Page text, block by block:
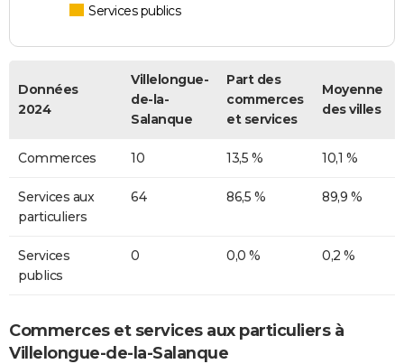
Services publics
Données
2024
Villelongue-
de-la-
Salanque
Part des
commerces
et services
Moyenne
des villes
Commerces 10 13,5 % 10,1 %
Services aux
particuliers
64 86,5 % 89,9 %
Services
publics
0 0,0 % 0,2 %
Commerces et services aux particuliers à
Villelongue-de-la-Salanque